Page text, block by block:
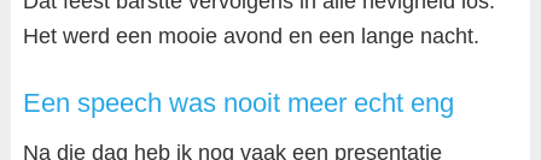
Het werd een mooie avond en een lange nacht.
Een speech was nooit meer echt eng
Na die dag heb ik nog vaak een presentatie